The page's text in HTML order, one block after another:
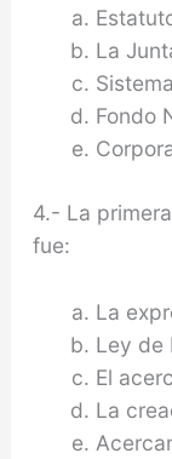
La
Fondo
4.- La
fue:
La
Ley de
El
La